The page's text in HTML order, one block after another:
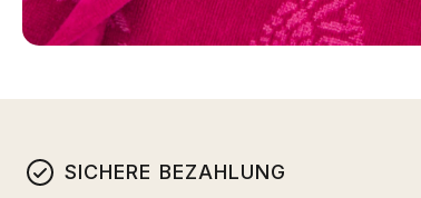
SICHERE BEZAHLUNG